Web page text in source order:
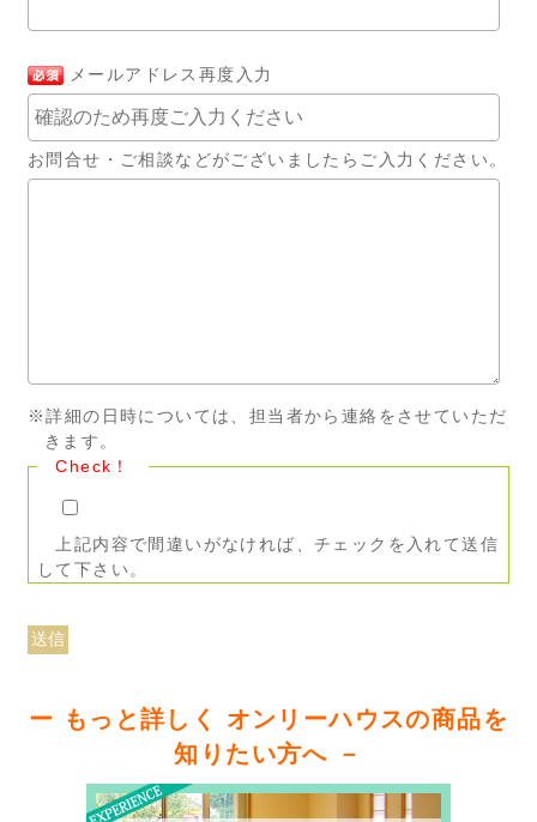
メールアドレス再度入力
お問合せ・ご相談などがございましたらご入力ください。
※詳細の日時については、担当者から連絡をさせていただ
きます。
Check！
上記内容で間違いがなければ、チェックを入れて送信
して下さい。
ー もっと詳しく オンリーハウスの商品を
知りたい方へ －